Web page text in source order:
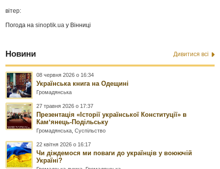
вітер:
Погода наsinoptik.ua у Вінниці
Новини Дивитися всі
08 червня 2026 о 16:34
Українська книга на Одещині
Громадянська
27 травня 2026 о 17:37
Презентація «Історії української Конституції» в
Камʼянець-Подільську
Громадянська ,Суспільство
22 квітня 2026 о 16:17
Чи діждемося ми поваги до українців у воюючій
Україні?